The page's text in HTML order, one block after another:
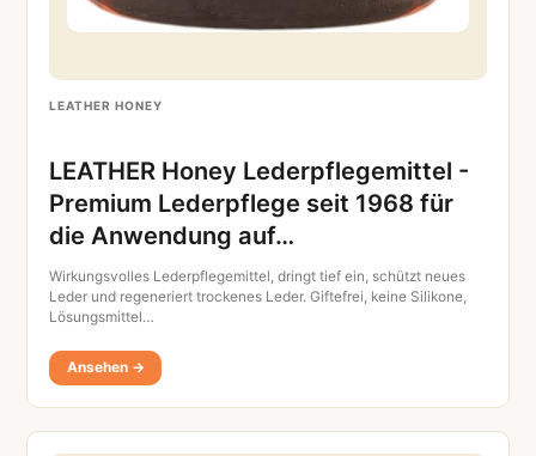
LEATHER HONEY
LEATHER Honey Lederpflegemittel -
Premium Lederpflege seit 1968 für
die Anwendung auf…
Wirkungsvolles Lederpflegemittel, dringt tief ein, schützt neues
Leder und regeneriert trockenes Leder. Giftefrei, keine Silikone,
Lösungsmittel…
Ansehen →